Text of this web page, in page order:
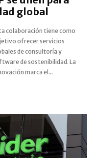
global
marca el...